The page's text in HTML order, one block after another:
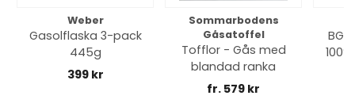
Weber
Gasolflaska 3-pack
445g
399 kr
Sommarbodens
Gåsatoffel
Tofflor - Gås med
blandad ranka
fr. 579 kr